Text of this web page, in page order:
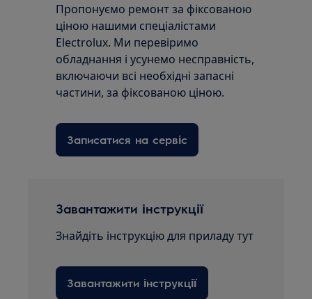
Пропонуємо ремонт за фіксованою
ціною нашими спеціалістами
Electrolux. Ми перевіримо
обладнання і усунемо несправність,
включаючи всі необхідні запасні
частини, за фіксованою ціною.
Записатися на сервіс
Завантажити інструкції
Знайдіть інструкцію для приладу тут
Завантажити інструкції